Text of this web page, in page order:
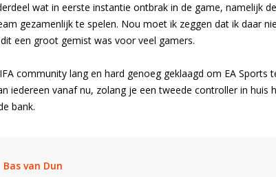
wat in eerste instantie ontbrak in de game, namelijk
gezamenlijk te spelen. Nou moet ik zeggen dat ik daar
een groot gemist was voor veel gamers.
community lang en hard genoeg geklaagd om EA
iedereen vanaf nu, zolang je een tweede controller in huis
bank.
Bas van Dun